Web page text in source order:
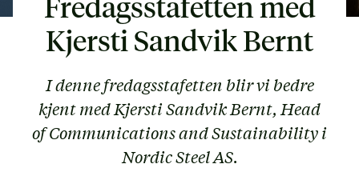
Fredagsstafetten med
Kjersti Sandvik Bernt
I denne fredagsstafetten blir vi bedre
kjent med Kjersti Sandvik Bernt, Head
of Communications and Sustainability i
Nordic Steel AS.